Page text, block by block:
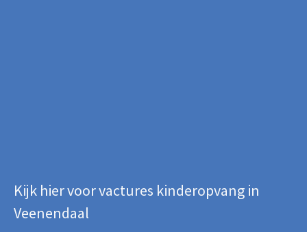
Kijk hier voor vactures kinderopvang in
Veenendaal